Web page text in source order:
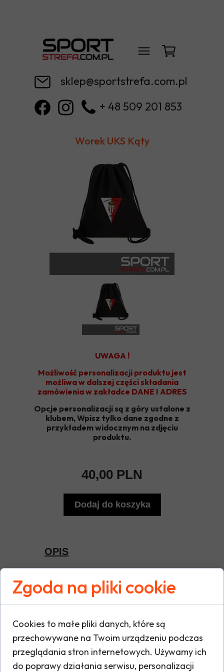
sklep@sportstrefa.com.pl
+ 48 509 201 853
Dodaj do koszyka
UWAGA !
Możliwość personalizacji produktu jest
możliwa w dalszej części składania
zamówienia w zakładce DANE I ADRES
Opcje personalizacji są z góry ustalone z
klubem, Wpisz tylko dane zgodne z
przykładem widocznym na zdjęciu
produktu.
Worek UKS Kąty to praktyczne i stylowe
rozwiązanie dla każdego, kto ceni wygodę i
funkcjonalność. Wykonany z wytrzymałego
materiału, doskonale sprawdzi się zarówno
wycieczek czy treningów. Dzięki lekkiej
konstrukcji i wygodnym sznurkom zapewnia
komfort noszenia, a nowoczesny design z
logo UKS Kąty dodaje sportowego
charakteru.
OPIS
Worek UKS Kąty
40,00 PLN
Zgoda na pliki cookie
Cookies to małe pliki danych, które są
przechowywane na Twoim urządzeniu podczas
przeglądania stron internetowych. Używamy ich
do poprawy działania serwisu, personalizacji